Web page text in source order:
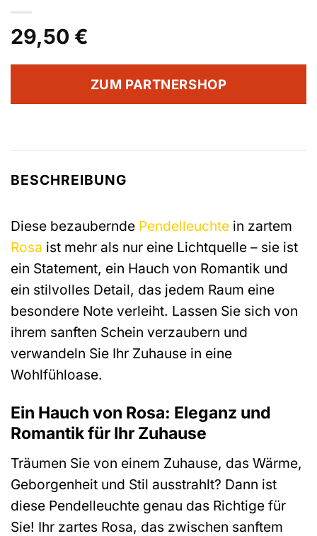
29,50 €
ZUM PARTNERSHOP
BESCHREIBUNG
Diese bezaubernde Pendelleuchte in zartem
Rosa ist mehr als nur eine Lichtquelle – sie ist
ein Statement, ein Hauch von Romantik und
ein stilvolles Detail, das jedem Raum eine
besondere Note verleiht. Lassen Sie sich von
ihrem sanften Schein verzaubern und
verwandeln Sie Ihr Zuhause in eine
Wohlfühloase.
Ein Hauch von Rosa: Eleganz und
Romantik für Ihr Zuhause
Träumen Sie von einem Zuhause, das Wärme,
Geborgenheit und Stil ausstrahlt? Dann ist
diese Pendelleuchte genau das Richtige für
Sie! Ihr zartes Rosa, das zwischen sanftem